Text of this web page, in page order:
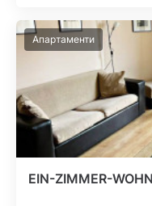
Апартаменти
EIN-ZIMMER-